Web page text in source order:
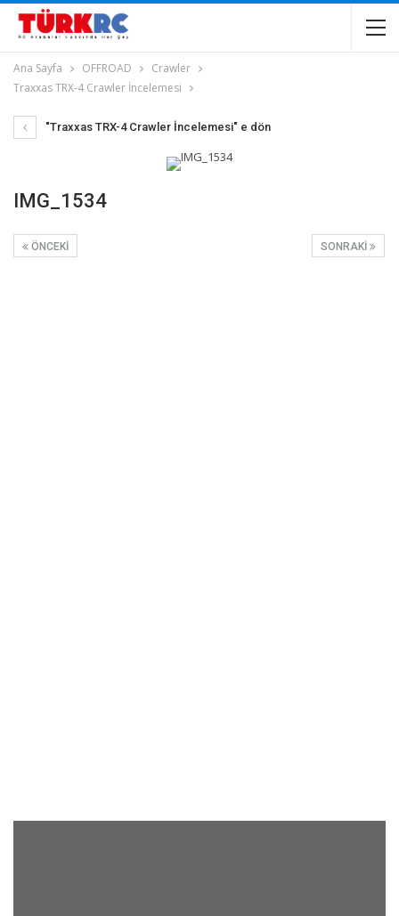
Ana Sayfa OFFROAD
Crawler
Traxxas TRX-4 Crawler İncelemesi
"Traxxas TRX-4 Crawler İncelemesi" e dön
IMG_1534
SONRAKI
ÖNCEKI